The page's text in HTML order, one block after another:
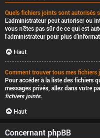
Quels fichiers joints sont autorisés
L’administrateur peut autoriser ou
vous n’êtes pas sûr de ce qui est
l’administrateur pour plus
Haut
Comment trouver tous mes fichiers
Pour accéder à la liste des fichiers
messages privés, allez dans votre
fichiers joints.
Haut
Concernant phpBB